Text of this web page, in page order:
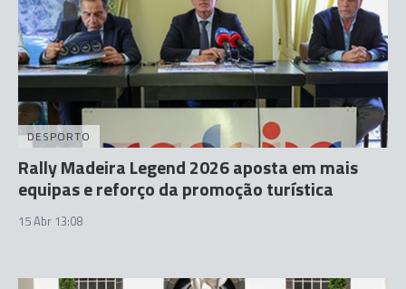
DESPORTO
Rally Madeira Legend 2026 aposta em mais
equipas e reforço da promoção turística
15 Abr 13:08